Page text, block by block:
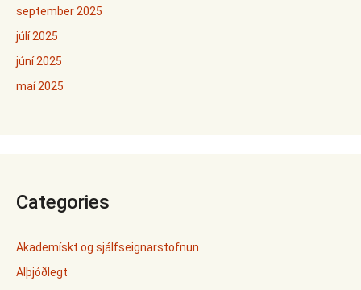
september 2025
júlí 2025
júní 2025
maí 2025
Categories
Akademískt og sjálfseignarstofnun
Alþjóðlegt